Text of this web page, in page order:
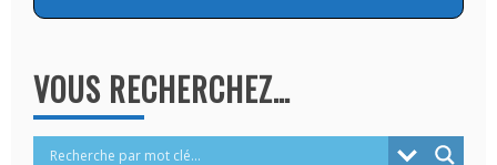
VOUS RECHERCHEZ…